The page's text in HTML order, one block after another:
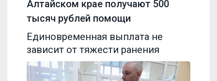
Алтайском крае получают 500
тысяч рублей помощи
Единовременная выплата не
зависит от тяжести ранения